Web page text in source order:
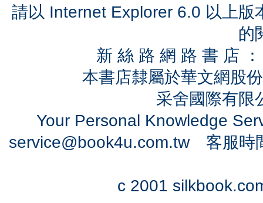
請以 Internet Explorer 6.0 以上
的
新 絲 路 網 路 書 店
本書店隸屬於華文網股
采舍國際有
Your Personal Knowledge
service@book4u.com.tw客服時
c 2001